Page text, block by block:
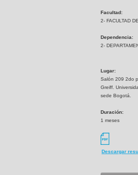
Facultad:
2- FACULTAD
Dependencia:
2-
Lugar:
Salón 209 2do
Greiff.
sede Bogotá.
Duración:
1 meses
Descargar